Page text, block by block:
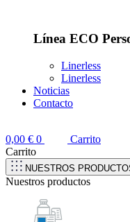
Línea ECO
Linerless
Linerless
Noticias
Contacto
0,00 € 0
Carrito
Carrito
NUESTROS
Nuestros productos